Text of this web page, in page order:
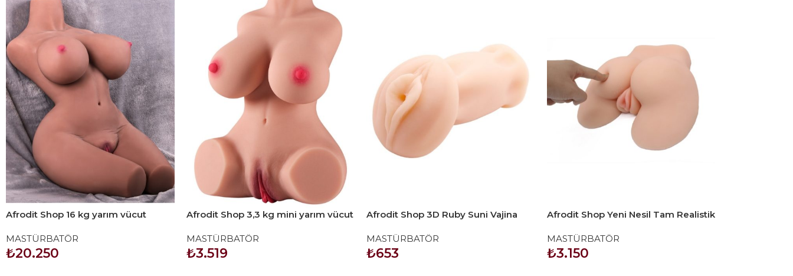
Afrodit Shop 16 kg yarım vücut
MASTÜRBATÖR
₺20.250
Afrodit Shop 3,3 kg mini yarım vücut
MASTÜRBATÖR
₺3.519
Afrodit Shop 3D Ruby Suni Vajina
MASTÜRBATÖR
₺653
Afrodit Shop Yeni Nesil Tam Realistik
Mastürbatör
MASTÜRBATÖR
₺3.150